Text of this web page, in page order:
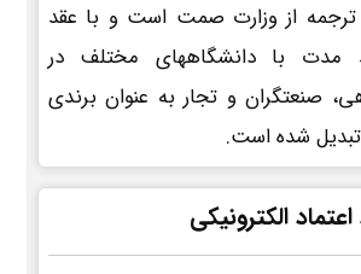
ترجمه از وزارت صمت است و با عقد
مدت با دانشگاههای مختلف در
صنعتگران و تجار به عنوان برندی
تبدیل شده است.
الکترونیکی